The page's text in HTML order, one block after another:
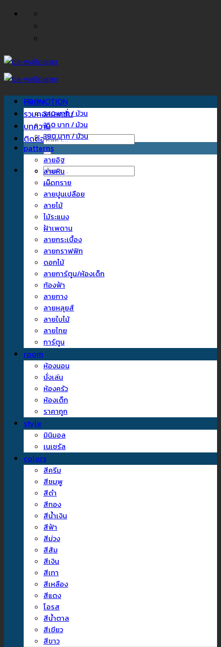
ข้าม
Home
รวมคอลเลคชั่น
บทความ
ติดต่อเรา
ค้นหา:
ค้นหา:
PROMOTION
340 บาท / ม้วน
350 บาท / ม้วน
390 บาท / ม้วน
patterns
ลายอิฐ
ลายหิน
เม็ดทราย
ลายปูนเปลือย
ลายไม้
ไม้ระแนง
ฝ้าเพดาน
ลายกระเบื้อง
ลายกราฟฟิก
ดอกไม้
ลายการ์ตูน/ห้องเด็ก
ท้องฟ้า
ลายทาง
ลายหลุยส์
ลายใบไม้
ลายไทย
การ์ตูน
room
ห้องนอน
นั่งเล่น
ห้องครัว
ห้องเด็ก
ราคาถูก
style
มินิมอล
เนเชรัล
colors
สีครีม
สีชมพู
สีดำ
สีทอง
สีน้ำเงิน
สีฟ้า
สีม่วง
สีส้ม
สีเงิน
สีเทา
สีเหลือง
สีแดง
โอรส
สีน้ำตาล
สีเขียว
สีขาว